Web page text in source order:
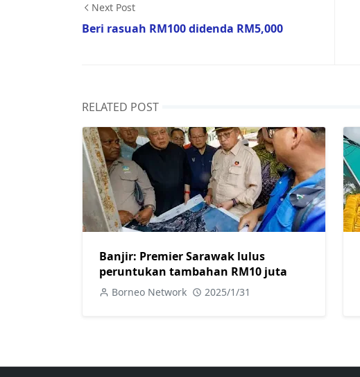
Next Post
Beri rasuah RM100 didenda RM5,000
RELATED POST
Banjir: Premier Sarawak lulus
peruntukan tambahan RM10 juta
Borneo Network 2025/1/31